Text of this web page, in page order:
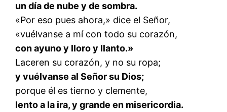
un día de nube y de sombra.
«Por eso pues ahora,» dice el Señor,
«vuélvanse a mí con todo su corazón,
con ayuno y lloro y llanto.»
Laceren su corazón, y no su ropa;
y vuélvanse al Señor su Dios;
porque él es tierno y clemente,
lento a la ira, y grande en misericordia.